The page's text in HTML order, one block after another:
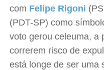
com Felipe Rigoni
(PDT-SP) como
voto gerou celeuma, a
correrem risco de
está longe de ser uma